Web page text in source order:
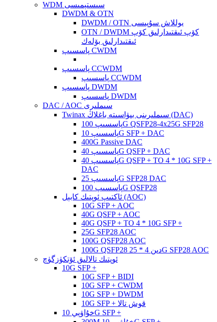
WDM سىستېمىسى
DWDM & OTN
DWDM / OTN يوللاش سۇپىسى
OTN / DWDM كۆپ ئىقتىدارلىق كۆپ
ئىقتىدارلىق بۆلەك
پاسسىپ CWDM
پاسسىپ CCWDM
پاسسىپ CCWDM
پاسسىپ DWDM
پاسسىپ DWDM
DAC / AOC سىملىرى
Twinax سىملىرىنى بىۋاسىتە باغلاڭ (DAC)
پاسسىپ 100G QSFP28-4x25G SFP28
پاسسىپ 10G SFP + DAC
400G Passive DAC
پاسسىپ 40G QSFP + DAC
پاسسىپ 40G QSFP + TO 4 * 10G SFP +
DAC
پاسسىپ 25G SFP28 DAC
پاسسىپ 100G QSFP28
ئاكتىپ ئوپتىك كابېل (AOC)
10G SFP + AOC
40G QSFP + AOC
40G QSFP + TO 4 * 10G SFP +
25G SFP28 AOC
100G QSFP28 AOC
100G QSFP28 دىن 4 * 25G SFP28 AOC
ئوپتىك تالالىق ئۆتكۈزگۈچ
10G SFP +
10G SFP + BIDI
10G SFP + CWDM
10G SFP + DWDM
10G SFP + قوش تالا
خۇاۋېي 10G SFP +